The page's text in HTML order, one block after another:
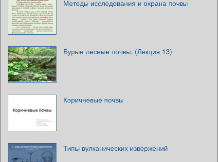
Методы исследования и охрана почвы
Бурые лесные почвы. (Лекция 13)
Коричневые почвы
Типы вулканических извержений